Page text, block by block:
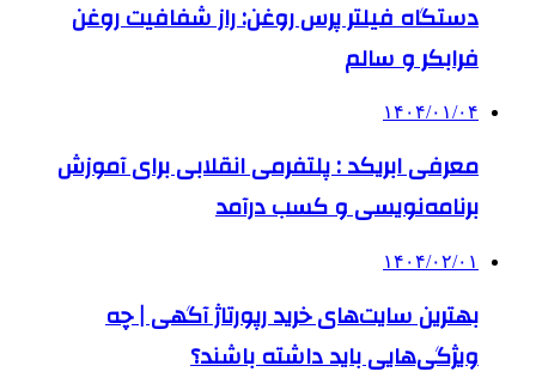
دستگاه فیلتر پرس روغن: راز شفافیت روغن
فرابکر و سالم
۱۴۰۴/۰۱/۰۴
معرفی ابریکد : پلتفرمی انقلابی برای آموزش
برنامه‌نویسی و کسب درآمد
۱۴۰۴/۰۲/۰۱
بهترین سایت‌های خرید رپورتاژ آگهی | چه
ویژگی‌هایی باید داشته باشند؟